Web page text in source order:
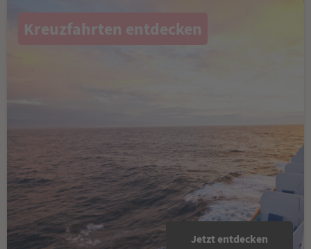
Kreuzfahrten entdecken
Jetzt entdecken